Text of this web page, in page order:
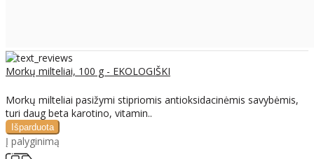
Morkų milteliai, 100 g - EKOLOGIŠKI
Morkų milteliai pasižymi stipriomis antioksidacinėmis savybėmis,
turi daug beta karotino, vitamin..
Į palyginimą